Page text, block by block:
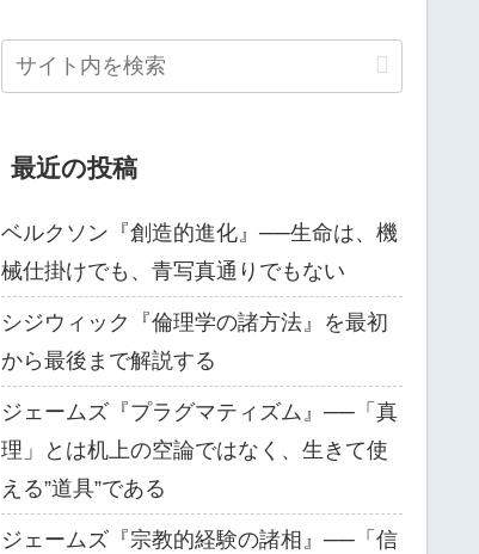
最近の投稿
ベルクソン『創造的進化』──生命は、機
械仕掛けでも、青写真通りでもない
シジウィック『倫理学の諸方法』を最初
から最後まで解説する
ジェームズ『プラグマティズム』──「真
理」とは机上の空論ではなく、生きて使
える”道具”である
ジェームズ『宗教的経験の諸相』──「信